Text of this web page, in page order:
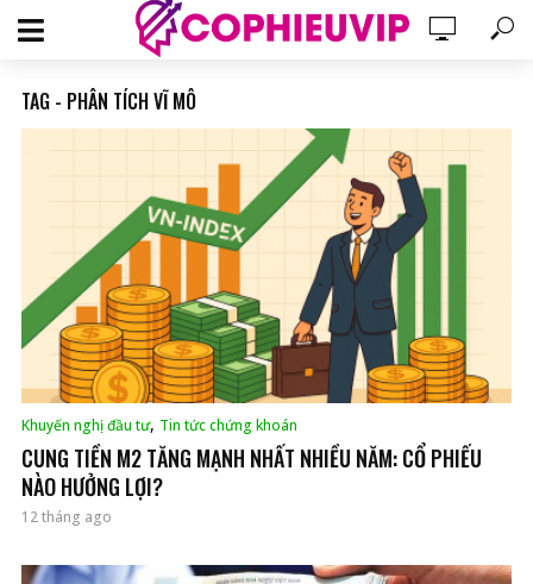
TAG - PHÂN TÍCH VĨ MÔ
Khuyến nghị đầu tư, Tin tức chứng khoán
CUNG TIỀN M2 TĂNG MẠNH NHẤT NHIỀU NĂM: CỔ PHIẾU
NÀO HƯỞNG LỢI?
12 tháng ago